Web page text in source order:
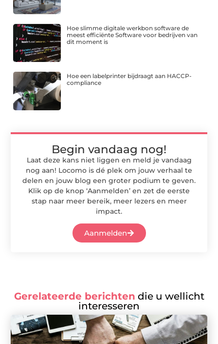
Hoe slimme digitale werkbon software de
meest efficiënte Software voor bedrijven van
dit moment is
Hoe een labelprinter bijdraagt aan HACCP-
compliance
Begin vandaag nog!
Laat deze kans niet liggen en meld je vandaag
nog aan! Locomo is dé plek om jouw verhaal te
delen en jouw blog een groter podium te geven.
Klik op de knop ‘Aanmelden’ en zet de eerste
stap naar meer bereik, meer lezers en meer
impact.
Aanmelden
Gerelateerde berichten die u wellicht
interesseren